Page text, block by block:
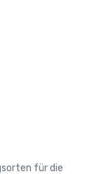
für die